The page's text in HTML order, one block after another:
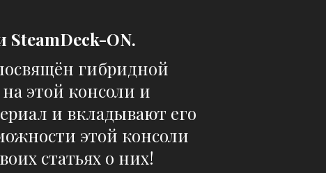
SteamDeck-ON.
гибридной
этой консоли и
и вкладывают его
этой консоли
статьях о них!